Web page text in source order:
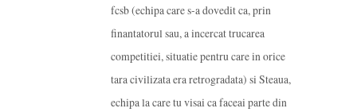
fcsb (echipa care s-a dovedit ca, prin
finantatorul sau, a incercat trucarea
competitiei, situatie pentru care in orice
tara civilizata era retrogradata) si Steaua,
echipa la care tu visai ca faceai parte din